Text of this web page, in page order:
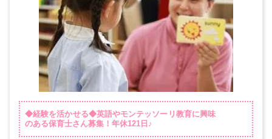
◆経験を活かせる◆英語やモンテッソーリ教育に興味
のある保育士さん募集！年休121日♪